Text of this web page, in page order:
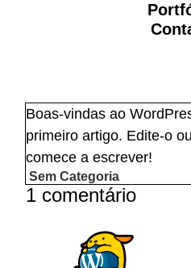
Boas-vindas ao
primeiro artigo. Edite-o
comece a escrever!
Sem Categoria
1 comentário